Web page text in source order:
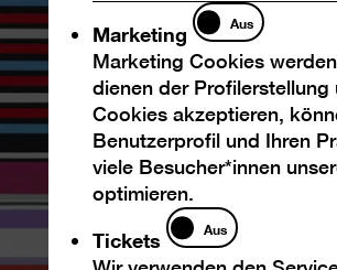
Marketing
Marketing
Aus
Marketing Cookies
dienen der
Cookies akzeptieren,
Benutzerprofil und Ihren
viele Besucher*innen
optimieren.
Tickets
Tickets
Aus